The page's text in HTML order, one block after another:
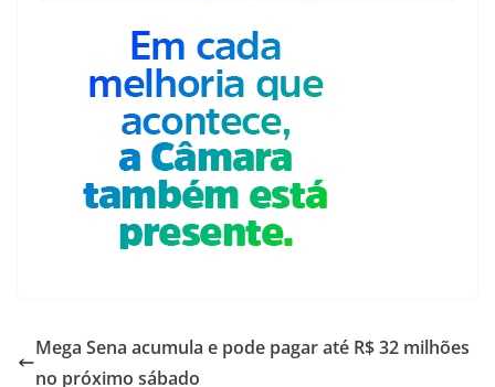
Mega Sena acumula e pode pagar até R$ 32 milhões
no próximo sábado